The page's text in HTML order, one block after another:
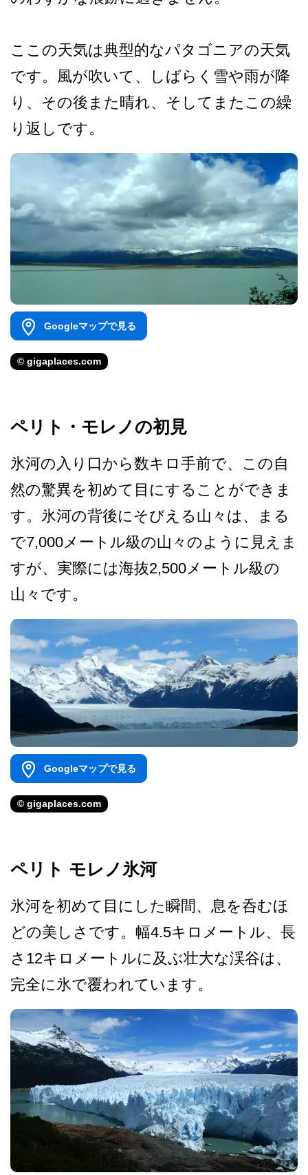
ここの天気は典型的なパタゴ­ニアの天気
です。風が吹いて、しばらく雪や雨が降
り­、その後また晴れ、そしてまたこの繰
り返しです。
Googleマップで見る
© gigaplaces.com
ペリト・モレノの初見
氷河の入り口から数キロ手前­で、この自
然の驚異を初めて目にすることができま
す­。氷河の背後にそびえる山々は、まる
で7,000メ­ートル級の山々のように見えま
すが、実際には海抜2­,500メートル級の
山々です。
Googleマップで見る
© gigaplaces.com
ペリト モレノ氷河
氷河を初めて目にした瞬間、­息を呑むほ
どの美しさです。幅4­.5キロメートル、長
さ12キロメートルに及ぶ壮大­な渓谷は、
完全に氷で覆われています。